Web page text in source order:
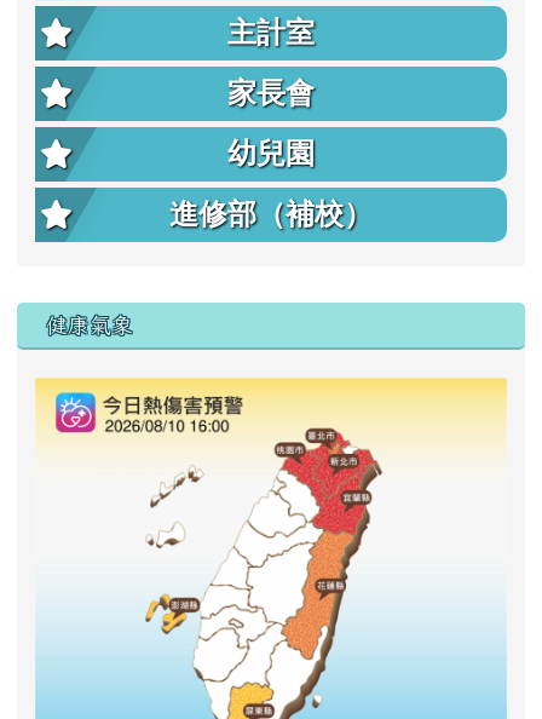
主計室
家長會
幼兒園
進修部（補校）
右邊區域內容
健康氣象